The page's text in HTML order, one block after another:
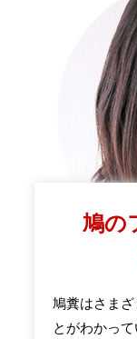
鳩の
鳩糞はさま
とがわかっ